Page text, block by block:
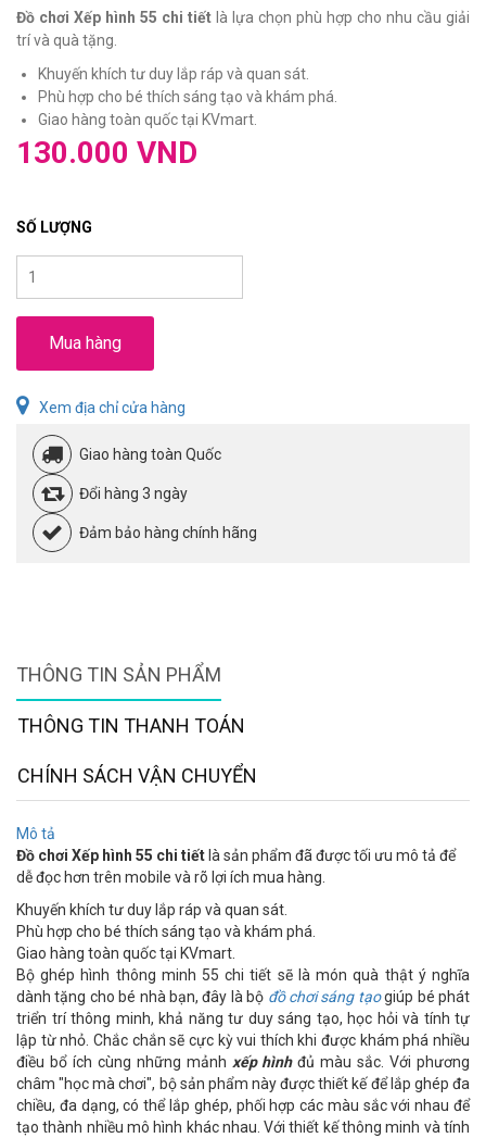
Đồ chơi Xếp hình 55 chi tiết là lựa chọn phù hợp cho nhu cầu giải
trí và quà tặng.
Khuyến khích tư duy lắp ráp và quan sát.
Phù hợp cho bé thích sáng tạo và khám phá.
Giao hàng toàn quốc tại KVmart.
130.000 VND
SỐ LƯỢNG
Mua hàng
Xem địa chỉ cửa hàng
Giao hàng toàn Quốc
Đổi hàng 3 ngày
Đảm bảo hàng chính hãng
THÔNG TIN SẢN PHẨM
THÔNG TIN THANH TOÁN
CHÍNH SÁCH VẬN CHUYỂN
Mô tả
Đồ chơi Xếp hình 55 chi tiết là sản phẩm đã được tối ưu mô tả để
dễ đọc hơn trên mobile và rõ lợi ích mua hàng.
Khuyến khích tư duy lắp ráp và quan sát.
Phù hợp cho bé thích sáng tạo và khám phá.
Giao hàng toàn quốc tại KVmart.
Bộ ghép hình thông minh 55 chi tiết sẽ là món quà thật ý nghĩa
dành tặng cho bé nhà bạn, đây là bộ đồ chơi sáng tạogiúp bé phát
triển trí thông minh, khả năng tư duy sáng tạo, học hỏi và tính tự
lập từ nhỏ. Chắc chắn sẽ cực kỳ vui thích khi được khám phá nhiều
điều bổ ích cùng những mảnh xếp hìnhđủ màu sắc. Với phương
châm "học mà chơi", bộ sản phẩm này được thiết kế để lắp ghép đa
chiều, đa dạng, có thể lắp ghép, phối hợp các màu sắc với nhau để
tạo thành nhiều mô hình khác nhau. Với thiết kế thông minh và tính